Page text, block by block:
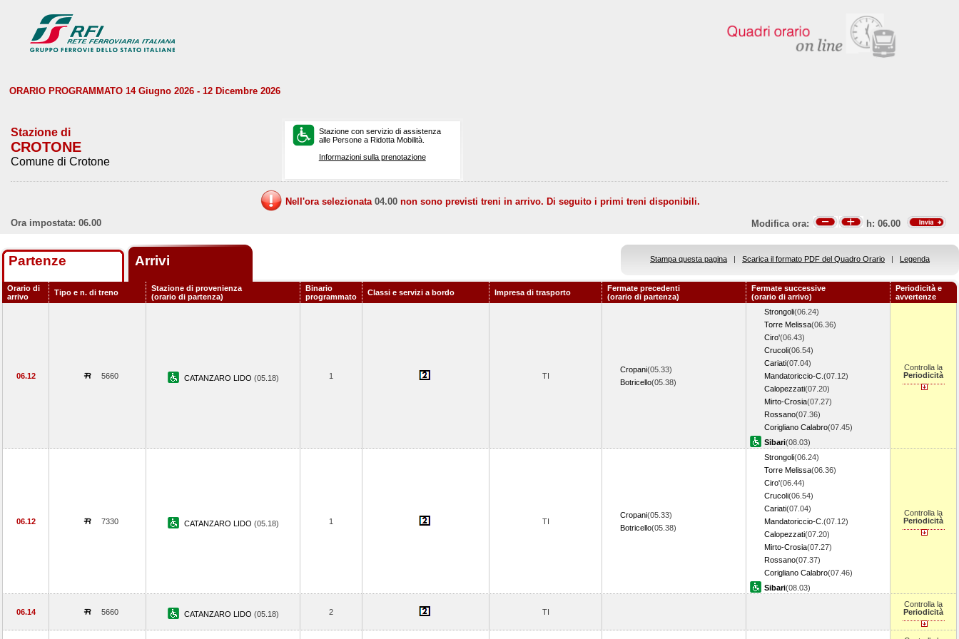
ORARIO PROGRAMMATO 14 Giugno 2026 - 12 Dicembre 2026
Stazione di
CROTONE
Comune di Crotone
Stazione con servizio di assistenza
alle Persone a Ridotta Mobilità.
Informazioni sulla prenotazione
Nell'ora selezionata 04.00 non sono previsti treni in arrivo. Di seguito i primi treni disponibili.
Ora impostata: 06.00
Modifica ora: h: 06.00
Partenze Arrivi Stampa questa pagina | Scarica il formato PDF del Quadro Orario | Legenda
Orario di
arrivo
Tipo e n. di treno
Stazione di provenienza
(orario di partenza)
Binario
programmato
Classi e servizi a bordo Impresa di trasporto
Fermate precedenti
(orario di partenza)
Fermate successive
(orario di arrivo)
Periodicità e
avvertenze
06.12 5660 CATANZARO LIDO (05.18) 1 TI
Cropani(05.33)
Botricello(05.38)
Strongoli(06.24)
Torre Melissa(06.36)
Ciro'(06.43)
Crucoli(06.54)
Cariati(07.04)
Mandatoriccio-C. (07.12)
Calopezzati(07.20)
Mirto-Crosia(07.27)
Rossano(07.36)
Corigliano Calabro(07.45)
Sibari(08.03)
Controlla la
Periodicità
06.12 7330 CATANZARO LIDO (05.18) 1 TI
Cropani(05.33)
Botricello(05.38)
Strongoli(06.24)
Torre Melissa(06.36)
Ciro'(06.44)
Crucoli(06.54)
Cariati(07.04)
Mandatoriccio-C. (07.12)
Calopezzati(07.20)
Mirto-Crosia(07.27)
Rossano(07.37)
Corigliano Calabro(07.46)
Sibari(08.03)
Controlla la
Periodicità
06.14 5660 CATANZARO LIDO (05.18) 2 TI
Controlla la
Periodicità